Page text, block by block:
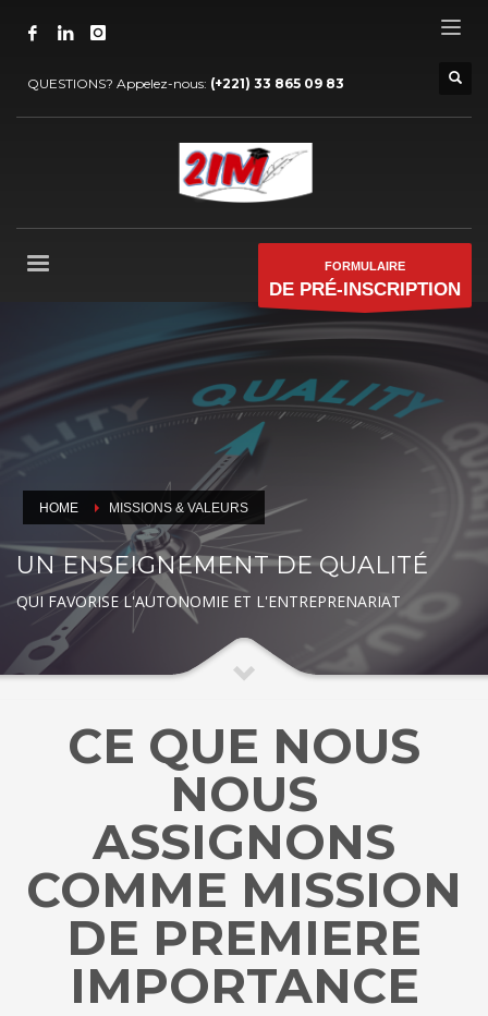
QUESTIONS? Appelez-nous: (+221) 33 865 09 83
FORMULAIRE
DE PRÉ-INSCRIPTION
HOME MISSIONS & VALEURS
UN ENSEIGNEMENT DE QUALITÉ
QUI FAVORISE L'AUTONOMIE ET L'ENTREPRENARIAT
CE QUE NOUS
NOUS
ASSIGNONS
COMME MISSION
DE PREMIERE
IMPORTANCE